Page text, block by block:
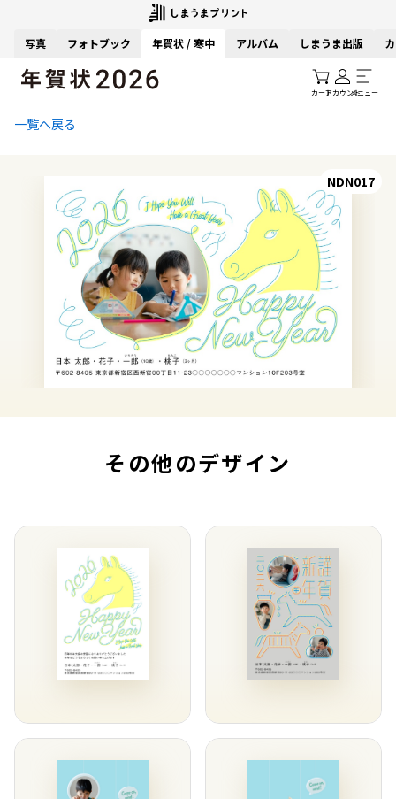
写真 フォトブック 年賀状 / 寒中 アルバム しまうま出版
カートアカウントメニュー
一覧へ戻る
NDN017
その他のデザイン